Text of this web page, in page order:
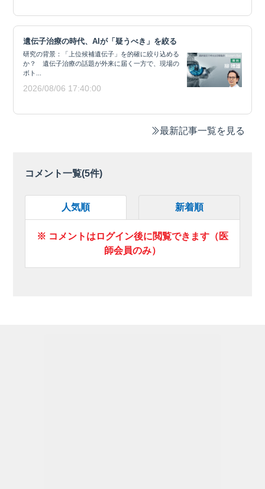
遺伝子治療の時代、AIが「疑うべき」を絞る
研究の背景：「上位候補遺伝子」を的確に絞り込める
か？ 遺伝子治療の話題が外来に届く一方で、現場の
ボト...
2026/08/06 17:40:00
最新記事一覧を見る
コメント一覧(5件)
人気順 新着順
※ コメントはログイン後に閲覧できます（医
師会員のみ）